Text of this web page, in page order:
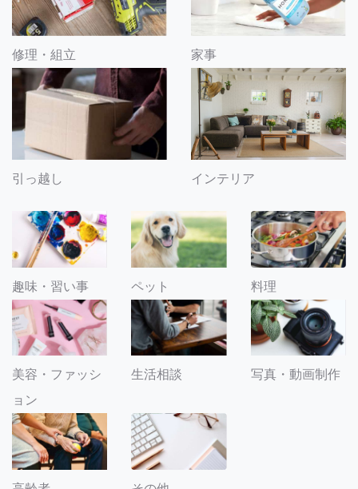
修理・組立 家事
引っ越し インテリア
趣味・習い事 ペット 料理
美容・ファッシ
ョン
生活相談 写真・動画制作